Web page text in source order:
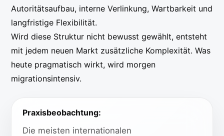
Autoritätsaufbau, interne Verlinkung, Wartbarkeit und
langfristige Flexibilität.
Wird diese Struktur nicht bewusst gewählt, entsteht
mit jedem neuen Markt zusätzliche Komplexität. Was
heute pragmatisch wirkt, wird morgen
migrationsintensiv.
Praxisbeobachtung:
Die meisten internationalen